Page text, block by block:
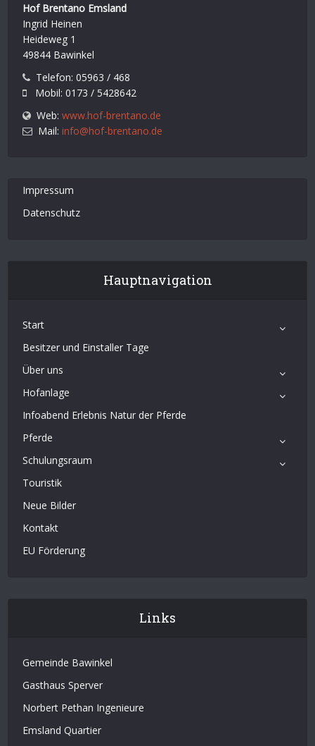
Hof Brentano Emsland
Ingrid Heinen
Heideweg 1
49844 Bawinkel
Telefon: 05963 / 468
Mobil: 0173 / 5428642
Web:www.hof-brentano.de
Mail:info@hof-brentano.de
Impressum
Datenschutz
Hauptnavigation
Start
Besitzer und Einstaller Tage
Über uns
Hofanlage
Infoabend Erlebnis Natur der Pferde
Pferde
Schulungsraum
Touristik
Neue Bilder
Kontakt
EU Förderung
Links
Gemeinde Bawinkel
Gasthaus Sperver
Norbert Pethan Ingenieure
Emsland Quartier